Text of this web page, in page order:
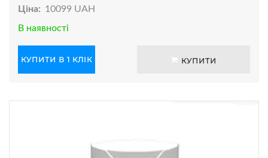
Ціна: 10099 UAH
В наявності
КУПИТИ В 1 КЛІК КУПИТИ